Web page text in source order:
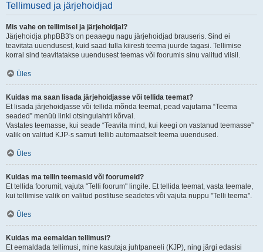
Tellimused ja järjehoidjad
Mis vahe on tellimisel ja järjehoidjal?
Järjehoidja phpBB3's on peaaegu nagu järjehoidjad brauseris. Sind ei
teavitata uuendusest, kuid saad tulla kiiresti teema juurde tagasi. Tellimise
korral sind teavitatakse uuendusest teemas või foorumis sinu valitud viisil.
Üles
Kuidas ma saan lisada järjehoidjasse või tellida teemat?
Et lisada järjehoidjasse või tellida mõnda teemat, pead vajutama “Teema
seaded” menüü linki otsingulahtri kõrval.
Vastates teemasse, kui seade “Teavita mind, kui keegi on vastanud teemasse”
valik on valitud KJP-s samuti tellib automaatselt teema uuendused.
Üles
Kuidas ma tellin teemasid või foorumeid?
Et tellida foorumit, vajuta "Telli foorum" lingile. Et tellida teemat, vasta teemale,
kui tellimise valik on valitud postituse seadetes või vajuta nuppu "Telli teema".
Üles
Kuidas ma eemaldan tellimusi?
Et eemaldada tellimusi, mine kasutaja juhtpaneeli (KJP), ning järgi edasisi